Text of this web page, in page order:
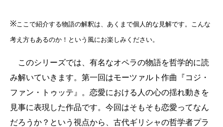
※ここで紹介する物語の解釈は、あくまで個人的な見解です。 こんな
考え方もあるのか！という風にお楽しみください。
このシリーズでは、有名なオペラの物語を哲学的に読
み解いていきます。第一回はモーツァルト作曲『コジ・
ファン・トゥッテ』。恋愛における人の心の揺れ動きを
見事に表現した作品です。今回はそもそも恋愛ってなん
だろうか？という視点から、古代ギリシャの哲学者プラ